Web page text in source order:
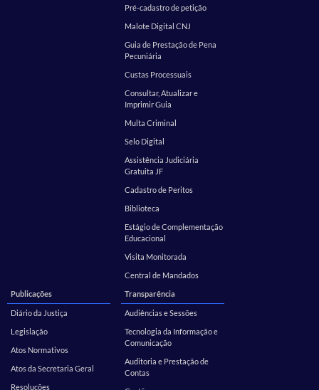
Pré-cadastro de petição
Malote Digital CNJ
Guia de Prestação de Pena
Pecuniária
Custas Processuais
Consultar, Atualizar e
Imprimir Guia
Multa Criminal
Selo Digital
Assistência Judiciária
Gratuita JF
Cadastro de Peritos
Biblioteca
Estágio de Complementação
Educacional
Visita Monitorada
Central de Mandados
Publicações
Diário da Justiça
Legislação
Atos Normativos
Atos da Secretaria Geral
Resoluções
Transparência
Audiências e Sessões
Tecnologia da Informação e
Comunicação
Auditoria e Prestação de
Contas